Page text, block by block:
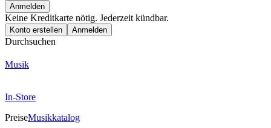
Anmelden
Keine Kreditkarte nötig. Jederzeit kündbar.
Konto erstellen Anmelden
Durchsuchen
Musik
In-Store
PreiseMusikkatalog